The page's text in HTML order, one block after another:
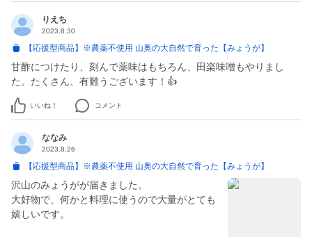
りえち
2023.8.30
【応援型商品】※農薬不使用 山奥の大自然で育った【みょうが】
甘酢につけたり、刻んで薬味はもちろん、田楽味噌もやりまし
た。たくさん、有難うございます！👍️
いいね！ コメント
ななみ
2023.8.26
【応援型商品】※農薬不使用 山奥の大自然で育った【みょうが】
沢山のみょうがが届きました。
大好物で、何かと料理に使うので大量がとても
嬉しいです。